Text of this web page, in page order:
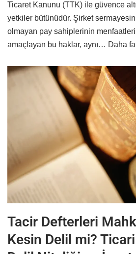
Ticaret Kanunu (TTK) ile güvence
yetkiler bütünüdür. Şirket
olmayan pay sahiplerinin
amaçlayan bu haklar, aynı… Daha
Tacir Defterleri
Kesin Delil mi?